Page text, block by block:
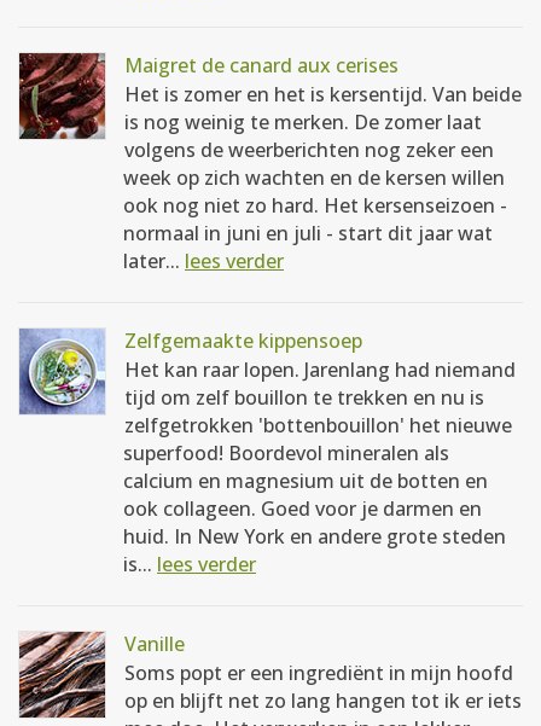
Maigret de canard aux cerises
Het is zomer en het is kersentijd. Van beide
is nog weinig te merken. De zomer laat
volgens de weerberichten nog zeker een
week op zich wachten en de kersen willen
ook nog niet zo hard. Het kersenseizoen -
normaal in juni en juli - start dit jaar wat
later... lees verder
Zelfgemaakte kippensoep
Het kan raar lopen. Jarenlang had niemand
tijd om zelf bouillon te trekken en nu is
zelfgetrokken 'bottenbouillon' het nieuwe
superfood! Boordevol mineralen als
calcium en magnesium uit de botten en
ook collageen. Goed voor je darmen en
huid. In New York en andere grote steden
is... lees verder
Vanille
Soms popt er een ingrediënt in mijn hoofd
op en blijft net zo lang hangen tot ik er iets